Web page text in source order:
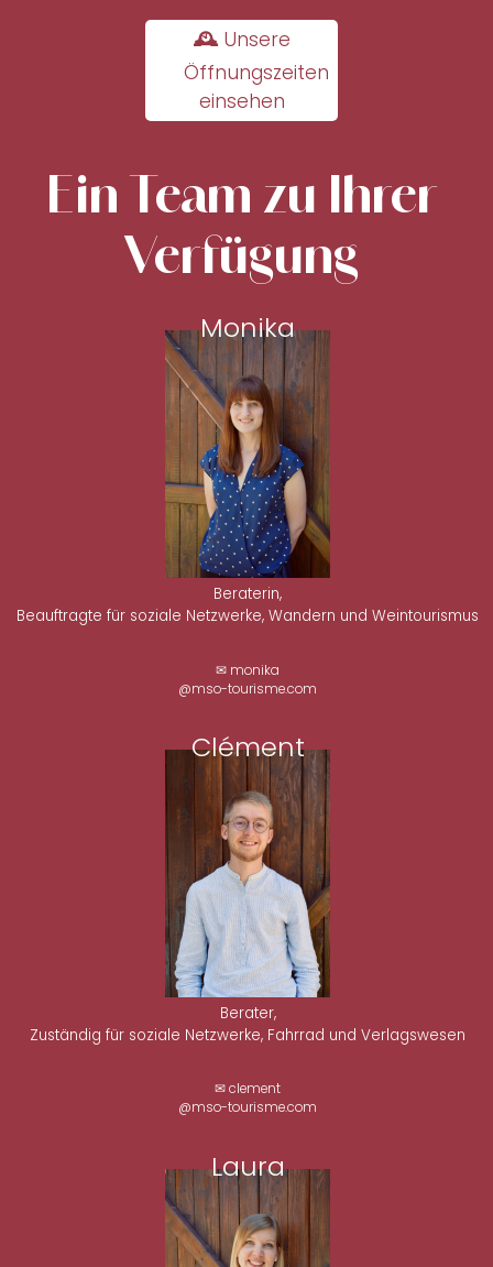
🕰 Unsere
Öffnungszeiten
einsehen
Ein Team zu Ihrer
Verfügung
Monika
Beraterin,
Beauftragte für soziale Netzwerke, Wandern und Weintourismus
✉ monika
@mso-tourisme.com
Clément
Berater,
Zuständig für soziale Netzwerke, Fahrrad und Verlagswesen
✉ clement
@mso-tourisme.com
Laura